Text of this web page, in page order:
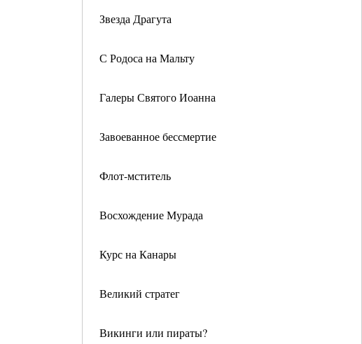
Звезда Драгута
С Родоса на Мальту
Галеры Святого Иоанна
Завоеванное бессмертие
Флот-мститель
Восхождение Мурада
Курс на Канары
Великий стратег
Викинги или пираты?